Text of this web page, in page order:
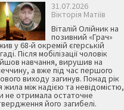
31.07.2026
Вікторія Матіїв
Віталій Олійник на
позивний «Грач»
у 68-й окремій єгерській
Після мобілізації чоловік
навчання, вирушив на
а вже під час першого
виходу загинув. Понад рік
жила між надією та невідомістю,
не отримала остаточне
його загибелі.